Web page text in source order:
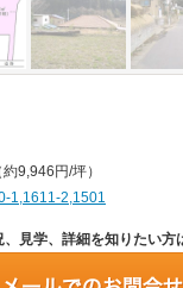
約9,946円/坪）
1,1611-2,1501
、見学、詳細を知りたい方